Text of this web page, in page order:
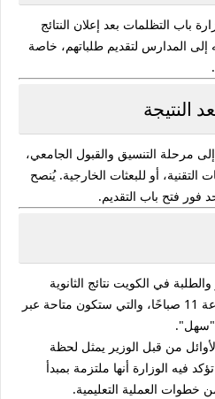
باب التظلمات بعد إعلان النتائج
إلى المدارس لتقديم طلباتهم، خاصة
النتيجة
مرحلة التنسيق والقبول الجامعي،
أو للبعثات الخارجية. يُنصح
فور فتح باب التقديم.
في الكويت نتائج الثانوية
، والتي ستكون متاحة عبر
"سهل".
من قبل الوزير يمثل لحظة
فيه الوزارة أنها ملتزمة بمبدأ
العملية التعليمية.